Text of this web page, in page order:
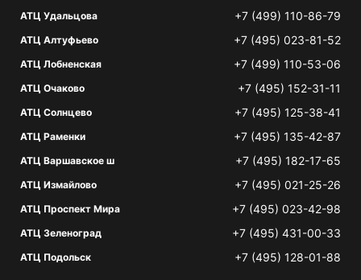
АТЦ Удальцова +7 (499) 110-86-79
АТЦ Алтуфьево +7 (495) 023-81-52
АТЦ Лобненская +7 (499) 110-53-06
АТЦ Очаково +7 (495) 152-31-11
АТЦ Солнцево +7 (495) 125-38-41
АТЦ Раменки +7 (495) 135-42-87
АТЦ Варшавское ш +7 (495) 182-17-65
АТЦ Измайлово +7 (495) 021-25-26
АТЦ Проспект Мира +7 (495) 023-42-98
АТЦ Зеленоград +7 (495) 431-00-33
АТЦ Подольск +7 (495) 128-01-88